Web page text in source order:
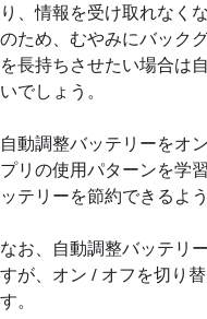
り、情報を受け取れなく
のため、むやみにバック
を長持ちさせたい場合は
いでしょう。
自動調整バッテリーをオ
プリの使用パターンを学
ッテリーを節約できるよ
なお、自動調整バッテリ
すが、オン / オフを切り
す。